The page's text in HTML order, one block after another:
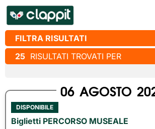
FILTRA RISULTATI
25 RISULTATI TROVATI PER
06 AGOSTO
DISPONIBILE
Biglietti PERCORSO MUSEALE